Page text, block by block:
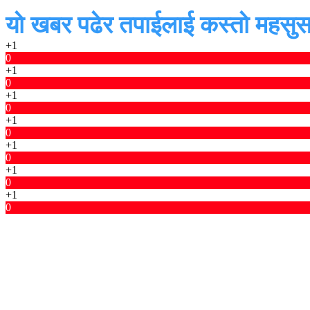
यो खबर पढेर तपाईलाई कस्तो
+1
0
+1
0
+1
0
+1
0
+1
0
+1
0
+1
0